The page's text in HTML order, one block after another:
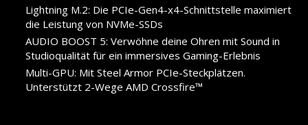
Lightning M.2: Die PCIe-Gen4-x4-Schnittstelle maximiert
die Leistung von NVMe-SSDs
AUDIO BOOST 5: Verwöhne deine Ohren mit Sound in
Studioqualität für ein immersives Gaming-Erlebnis
Multi-GPU: Mit Steel Armor PCIe-Steckplätzen.
Unterstützt 2-Wege AMD Crossfire™